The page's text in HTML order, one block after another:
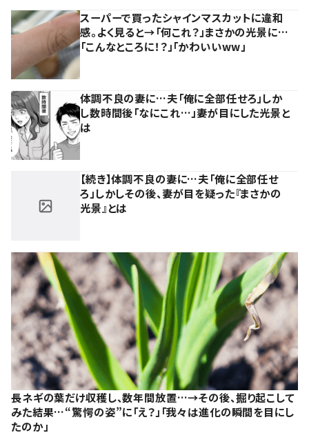
スーパーで買ったシャインマスカットに違和
感。よく見ると→「何これ？」まさかの光景に…
「こんなところに！？」「かわいいww」
体調不良の妻に…夫「俺に全部任せろ」しか
し数時間後「なにこれ…」妻が目にした光景と
は
【続き】体調不良の妻に…夫「俺に全部任せ
ろ」しかしその後、妻が目を疑った『まさかの
光景』とは
長ネギの葉だけ収穫し、数年間放置…→その後、掘り起こして
みた結果…“驚愕の姿”に「え？」「我々は進化の瞬間を目にし
たのか」